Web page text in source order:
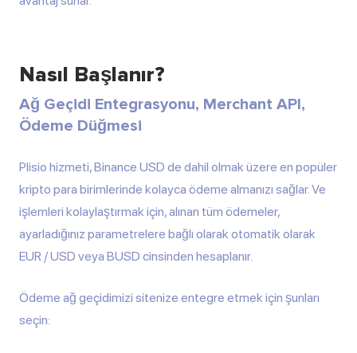
Nasıl Başlanır?
Ağ Geçidi Entegrasyonu, Merchant API,
Ödeme Düğmesi
Plisio hizmeti, Binance USD de dahil olmak üzere en popüler
kripto para birimlerinde kolayca ödeme almanızı sağlar. Ve
işlemleri kolaylaştırmak için, alınan tüm ödemeler,
ayarladığınız parametrelere bağlı olarak otomatik olarak
EUR / USD veya BUSD cinsinden hesaplanır.
Ödeme ağ geçidimizi sitenize entegre etmek için şunları
seçin: